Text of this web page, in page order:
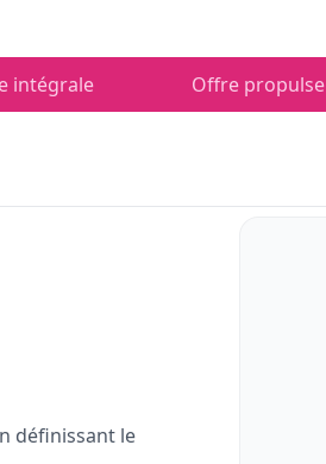
intégrale Offre propulse
définissant le